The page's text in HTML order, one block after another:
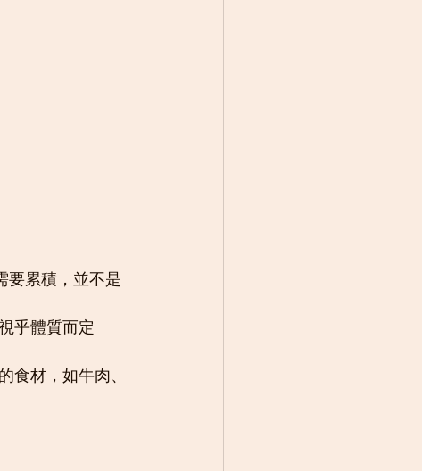
要累積，並不是
乎體質而定
食材，如牛肉、